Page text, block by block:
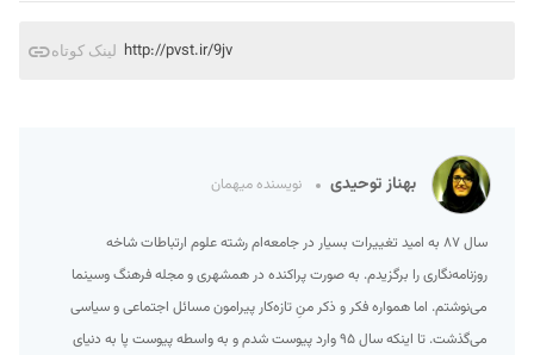
لینک کوتاه http://pvst.ir/9jv
بهناز توحیدی نویسنده میهمان
سال ۸۷ به امید تغییرات بسیار در جامعه‌ام رشته علوم ارتباطات شاخه
روزنامه‌نگاری را برگزیدم. به صورت پراکنده در همشهری و مجله فرهنگ وسینما
می‌نوشتم. اما همواره فکر و ذکر منِ تازه‌کار پیرامون مسائل اجتماعی و سیاسی
می‌گذشت. تا اینکه سال ۹۵ وارد پیوست شدم و به واسطه پیوست پا به دنیای